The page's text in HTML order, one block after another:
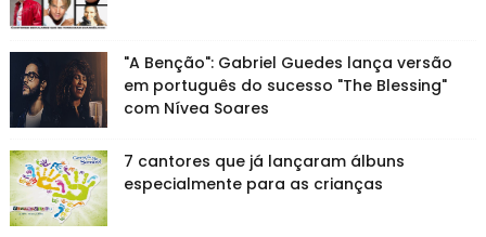
"A Benção": Gabriel Guedes lança versão
em português do sucesso "The Blessing"
com Nívea Soares
7 cantores que já lançaram álbuns
especialmente para as crianças